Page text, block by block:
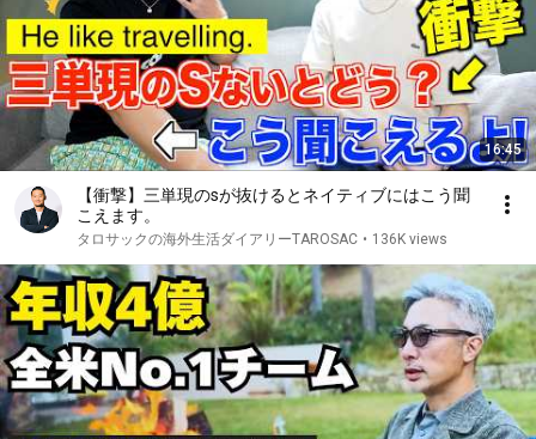
16:45
【衝撃】三単現のsが抜けるとネイティブにはこう聞
こえます。
タロサックの海外生活ダイアリーTAROSAC • 136K views